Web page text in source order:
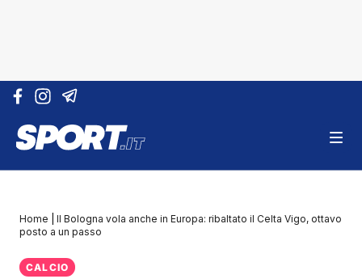
Vai al contenuto
Home
Il Bologna vola anche in Europa: ribaltato il Celta Vigo, ottavo
posto a un passo
CALCIO